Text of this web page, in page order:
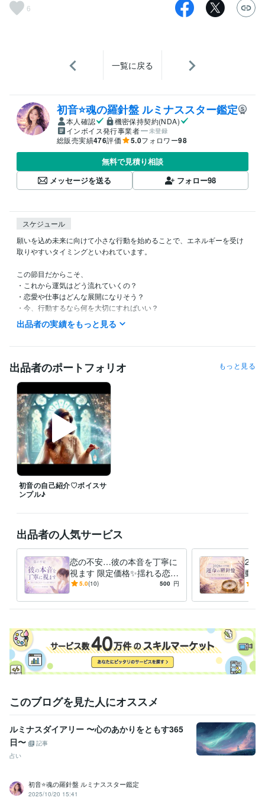
6
一覧に戻る
初音⭐️魂の羅針盤 ルミナススター鑑定
本人確認
機密保持契約(NDA)
インボイス発行事業者
未登録
総販売実績476評価 5.0フォロワー98
無料で見積り相談
メッセージを送る
フォロー98
スケジュール
願いを込め未来に向けて小さな行動を始めることで、エネルギーを受け
取りやすいタイミングといわれています。
この節目だからこそ、
・これから運気はどう流れていくの？
・恋愛や仕事はどんな展開になりそう？
・今、行動するなら何を大切にすればいい？
七夕の特別なエネルギーを味方につけてらあなたらしい未来への一歩を
✧ 待機・ご相談につきまして
この時間に相談できますか？
待機予定を知りたいです
などございましたら、
お気軽にメッセージくださいね✨
深夜帯は直接お電話いただく方がスムーズです✨
✧ テキスト鑑定は随時受付中 ✧
24時間いつでもご依頼いただけます。
ご返信までお時間をいただく場合もございますが、
いただいたメッセージはすべて大切に拝見しております。安心してお問
い合わせください✨
これまでご縁をいただき、
ココナラプラチナランク12ヶ月連続キープを経験させていただきまし
た。
タロットと心をつなぐ対話の中で、
今のあなたに必要なメッセージを受け取り、
未来へ進むためのヒントを
一緒に見つけていきましょう✨
心よりお待ちしております♡
経験職種
デザイナー / Webデザイナー 経験年数 : 1年
クリエイター / ライター・編集 経験年数 : 5年
ライフスタイル・その他 / 占い師 経験年数 : 32年
ライフスタイル・その他 / 講師・インストラクター
受賞歴
教室開業20周年記念表彰 ココナラ　シルバーランク達成 八方塞が
りから人生逆転！占い✕副業で希望自由を手に入れる方法 kindle出
ビジネス・クリエイティブツール
出品者の実績をもっと見る
出品者のポートフォリオ もっと見る
初音の自己紹介♡ボイスサ
ンプル♪
出品者の人気サービス
恋の不安…彼の本音を丁寧に
視ます 限定価格✨揺れる恋心
をカードから潜在意識リーデ
5.0(10) 500 円
動く
愛・
このブログを見た人にオススメ
ルミナスダイアリー 〜心のあかりをともす365
日〜
記事
占い
初音⭐️魂の羅針盤 ルミナススター鑑定
2025/10/20 15:41